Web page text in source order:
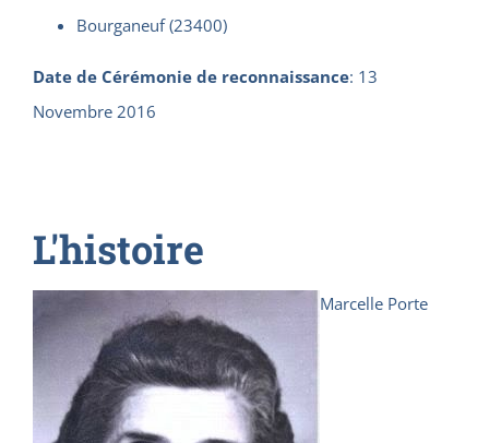
Bourganeuf (23400)
Date de Cérémonie de reconnaissance: 13
Novembre 2016
L'histoire
Marcelle Porte